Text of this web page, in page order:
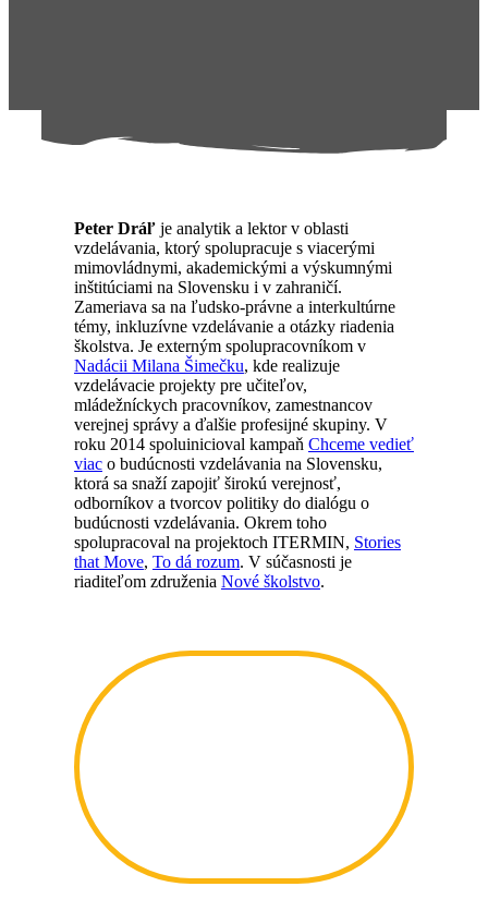
Peter Dráľje analytik a lektor v oblasti
vzdelávania, ktorý spolupracuje s viacerými
mimovládnymi, akademickými a výskumnými
inštitúciami na Slovensku i v zahraničí.
Zameriava sa na ľudsko-právne a interkultúrne
témy, inkluzívne vzdelávanie a otázky riadenia
školstva. Je externým spolupracovníkom v
Nadácii Milana Šimečku, kde realizuje
vzdelávacie projekty pre učiteľov,
mládežníckych pracovníkov, zamestnancov
verejnej správy a ďalšie profesijné skupiny. V
roku 2014 spoluinicioval kampaň Chceme vedieť
viaco budúcnosti vzdelávania na Slovensku,
ktorá sa snaží zapojiť širokú verejnosť,
odborníkov a tvorcov politiky do dialógu o
budúcnosti vzdelávania. Okrem toho
spolupracoval na projektoch ITERMIN, Stories
that Move, To dá rozum. V súčasnosti je
riaditeľom združenia Nové školstvo.